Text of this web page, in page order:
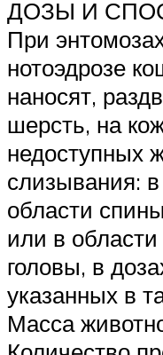
ДОЗЫ И
При
нотоэдрозе
наносят,
шерсть, на
недоступных
слизывания: в
области
или в
головы, в
указанных в
Масса